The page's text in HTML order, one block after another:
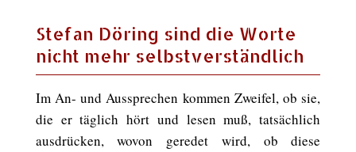
Stefan Döring sind die Worte
nicht mehr selbstverständlich
Im An- und Aussprechen kommen Zweifel, ob sie,
die er täglich hört und lesen muß, tatsächlich
ausdrücken, wovon geredet wird, ob diese